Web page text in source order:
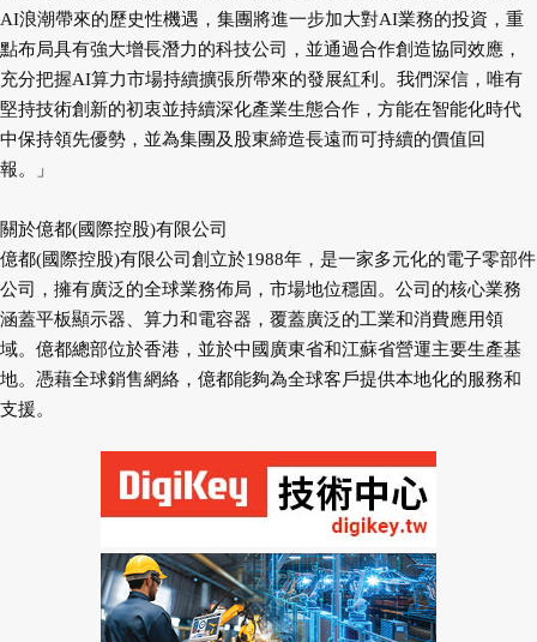
AI浪潮帶來的歷史性機遇，集團將進一步加大對AI業務的投資，重
點布局具有強大增長潛力的科技公司，並通過合作創造協同效應，
充分把握AI算力市場持續擴張所帶來的發展紅利。我們深信，唯有
堅持技術創新的初衷並持續深化產業生態合作，方能在智能化時代
中保持領先優勢，並為集團及股東締造長遠而可持續的價值回
報。」
關於億都(國際控股)有限公司
億都(國際控股)有限公司創立於1988年，是一家多元化的電子零部件
公司，擁有廣泛的全球業務佈局，市場地位穩固。公司的核心業務
涵蓋平板顯示器、算力和電容器，覆蓋廣泛的工業和消費應用領
域。億都總部位於香港，並於中國廣東省和江蘇省營運主要生產基
地。憑藉全球銷售網絡，億都能夠為全球客戶提供本地化的服務和
支援。